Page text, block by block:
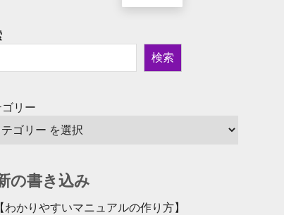
検索
ゴリー
の書き込み
【わかりやすいマニュアルの作り方】